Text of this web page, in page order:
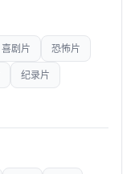
喜剧片 恐怖片
纪录片